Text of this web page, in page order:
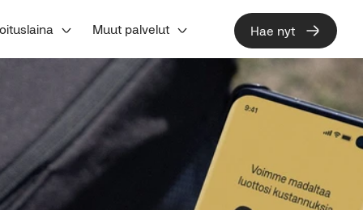
Muut palvelut Hae nyt